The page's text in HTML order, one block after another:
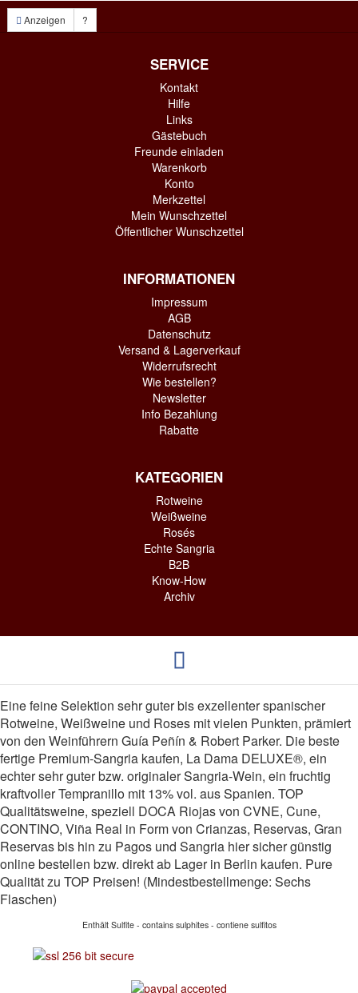
Anzeigen ?
SERVICE
Kontakt
Hilfe
Links
Gästebuch
Freunde einladen
Warenkorb
Konto
Merkzettel
Mein Wunschzettel
Öffentlicher Wunschzettel
INFORMATIONEN
Impressum
AGB
Datenschutz
Versand & Lagerverkauf
Widerrufsrecht
Wie bestellen?
Newsletter
Info Bezahlung
Rabatte
KATEGORIEN
Rotweine
Weißweine
Rosés
Echte Sangria
B2B
Know-How
Archiv
Eine feine Selektion sehr guter bis exzellenter spanischer
Rotweine, Weißweine und Roses mit vielen Punkten, prämiert
von den Weinführern Guía Peñín & Robert Parker. Die beste
fertige Premium-Sangria kaufen, La Dama DELUXE®, ein
echter sehr guter bzw. originaler Sangria-Wein, ein fruchtig
kraftvoller Tempranillo mit 13% vol. aus Spanien. TOP
Qualitätsweine, speziell DOCA Riojas von CVNE, Cune,
CONTINO, Viña Real in Form von Crianzas, Reservas, Gran
Reservas bis hin zu Pagos und Sangria hier sicher günstig
online bestellen bzw. direkt ab Lager in Berlin kaufen. Pure
Qualität zu TOP Preisen! (Mindestbestellmenge: Sechs
Flaschen)
Enthält Sulfite - contains sulphites - contiene sulfitos